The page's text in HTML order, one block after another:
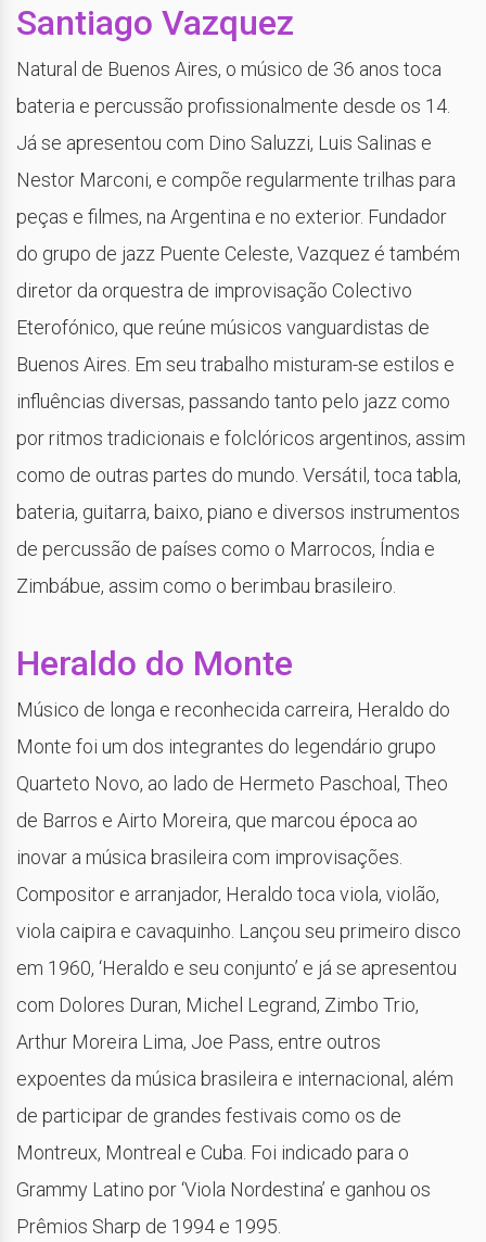
Santiago Vazquez
Natural de Buenos Aires, o músico de 36 anos toca
bateria e percussão profissionalmente desde os 14.
Já se apresentou com Dino Saluzzi, Luis Salinas e
Nestor Marconi, e compõe regularmente trilhas para
peças e filmes, na Argentina e no exterior. Fundador
do grupo de jazz Puente Celeste, Vazquez é também
diretor da orquestra de improvisação Colectivo
Eterofónico, que reúne músicos vanguardistas de
Buenos Aires. Em seu trabalho misturam-se estilos e
influências diversas, passando tanto pelo jazz como
por ritmos tradicionais e folclóricos argentinos, assim
como de outras partes do mundo. Versátil, toca tabla,
bateria, guitarra, baixo, piano e diversos instrumentos
de percussão de países como o Marrocos, Índia e
Zimbábue, assim como o berimbau brasileiro.
Heraldo do Monte
Músico de longa e reconhecida carreira, Heraldo do
Monte foi um dos integrantes do legendário grupo
Quarteto Novo, ao lado de Hermeto Paschoal, Theo
de Barros e Airto Moreira, que marcou época ao
inovar a música brasileira com improvisações.
Compositor e arranjador, Heraldo toca viola, violão,
viola caipira e cavaquinho. Lançou seu primeiro disco
em 1960, ‘Heraldo e seu conjunto’ e já se apresentou
com Dolores Duran, Michel Legrand, Zimbo Trio,
Arthur Moreira Lima, Joe Pass, entre outros
expoentes da música brasileira e internacional, além
de participar de grandes festivais como os de
Montreux, Montreal e Cuba. Foi indicado para o
Grammy Latino por ‘Viola Nordestina’ e ganhou os
Prêmios Sharp de 1994 e 1995.